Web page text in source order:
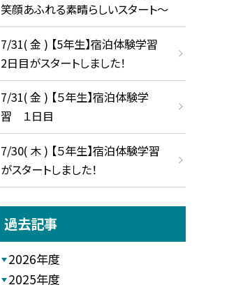
笑顔あふれる素晴らしいスタート〜
7/31( 金 ) 【5年生】宿泊体験学習
2日目がスタートしました！
7/31( 金 ) 【５年生】宿泊体験学
習 １日目
7/30( 木 ) 【５年生】宿泊体験学習
がスタートしました！
過去記事
2026年度
2025年度